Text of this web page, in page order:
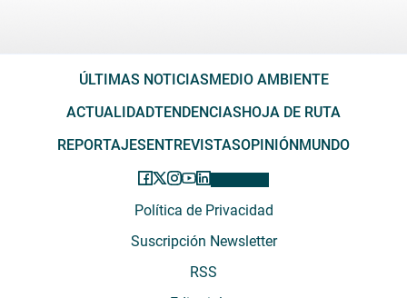
ÚLTIMAS NOTICIAS MEDIO AMBIENTE
ACTUALIDADTENDENCIAS HOJA DE RUTA
REPORTAJES ENTREVISTASOPINIÓN MUNDO
Política de Privacidad
Suscripción Newsletter
RSS